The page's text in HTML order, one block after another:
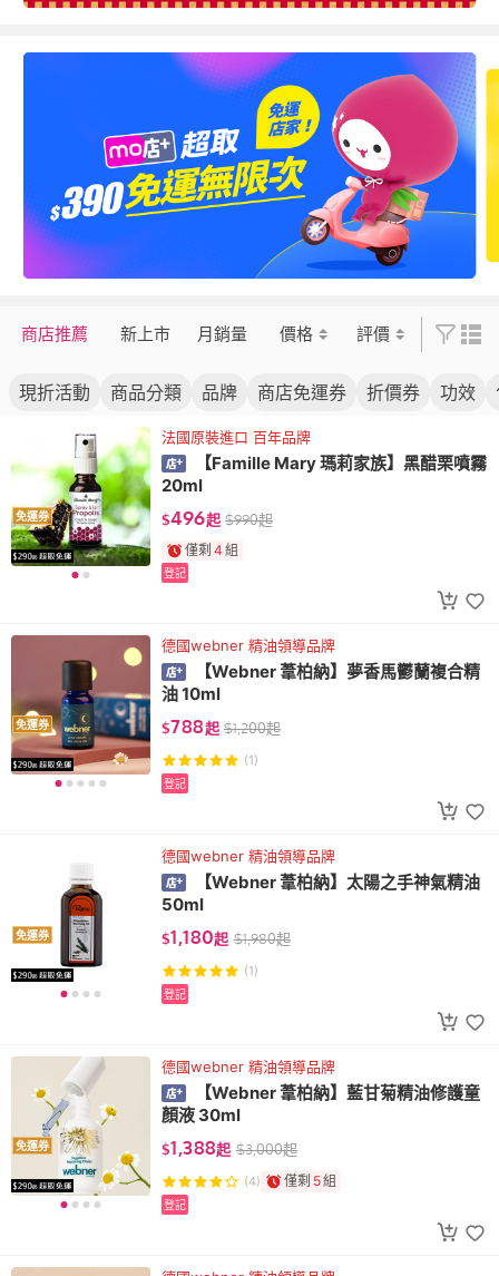
商店推薦 新上市 月銷量 價格 評價
現折活動 商品分類 品牌 商店免運券 折價券 功效
免運券
法國原裝進口 百年品牌
【Famille Mary 瑪莉家族】黑醋栗噴霧
20ml
$496起 $990起
僅剩 4 組
登記
免運券
德國webner 精油領導品牌
【Webner 葦柏納】夢香馬鬱蘭複合精
油 10ml
$788起 $1,200起
(1)
登記
免運券
德國webner 精油領導品牌
【Webner 葦柏納】太陽之手神氣精油
50ml
$1,180起 $1,980起
(1)
登記
免運券
德國webner 精油領導品牌
【Webner 葦柏納】藍甘菊精油修護童
顏液 30ml
$1,388起 $3,000起
(4) 僅剩 5組
登記